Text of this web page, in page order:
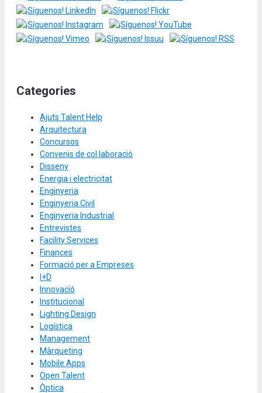
Categories
Ajuts Talent Help
Arquitectura
Concursos
Convenis de col·laboració
Disseny
Energia i electricitat
Enginyeria
Enginyeria Civil
Enginyeria Industrial
Entrevistes
Facility Services
Finances
Formació per a Empreses
I+D
Innovació
Institucional
Lighting Design
Logística
Management
Màrqueting
Mobile Apps
Open Talent
Òptica